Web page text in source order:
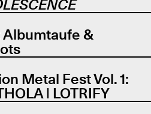
Albumtaufe &
Metal Fest Vol. 1:
| LOTRIFY